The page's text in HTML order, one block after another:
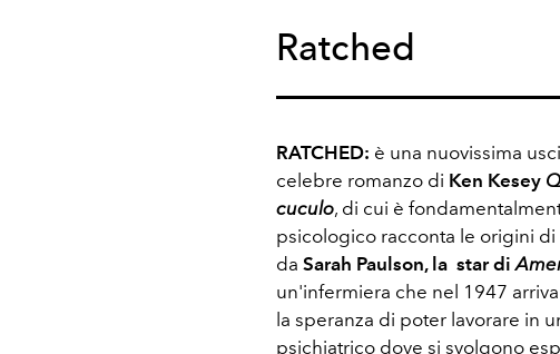
Ratched
RATCHED: è una nuovissima
celebre romanzo di Ken Kesey
cuculo, di cui è
psicologico racconta le origini
da Sarah Paulson, la star di
un'infermiera che nel 1947
la speranza di poter lavorare in
psichiatrico dove si svolgono